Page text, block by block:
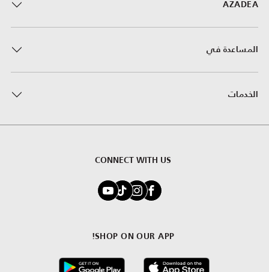
AZADEA
المساعدة في
الخدمات
CONNECT WITH US
SHOP ON OUR APP!